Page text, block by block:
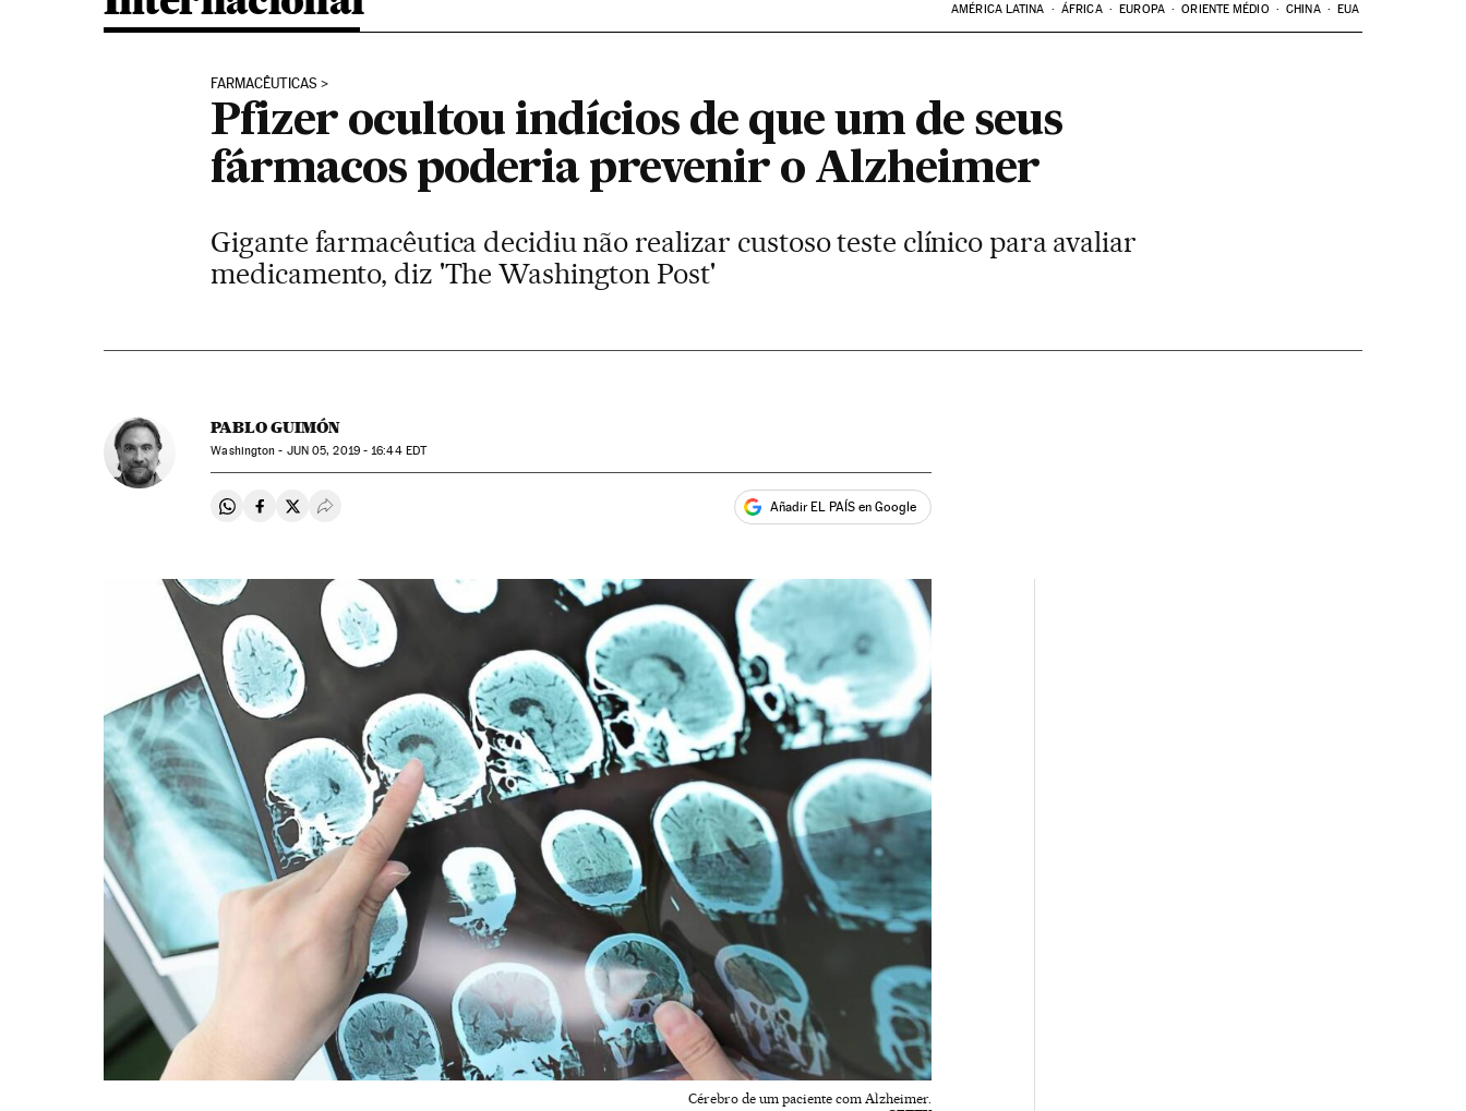
AMÉRICA LATINA ÁFRICA EUROPA ORIENTE MÉDIO CHINA EUA
FARMACÊUTICAS
Pfizer ocultou indícios de que um de seus
fármacos poderia prevenir o Alzheimer
Gigante farmacêutica decidiu não realizar custoso teste clínico para avaliar
medicamento, diz 'The Washington Post'
PABLO GUIMÓN
Washington - JUN05, 2019 - 16:44EDT
Compartir en Whatsapp
Compartir en Facebook
Compartir en Twitter
Desplegar Redes Sociales Añadir EL PAÍS en Google
Cérebro de um paciente com Alzheimer.